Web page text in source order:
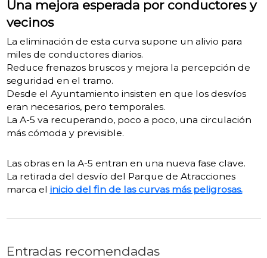
Una mejora esperada por conductores y
vecinos
La eliminación de esta curva supone un alivio para
miles de conductores diarios.
Reduce frenazos bruscos y mejora la percepción de
seguridad en el tramo.
Desde el Ayuntamiento insisten en que los desvíos
eran necesarios, pero temporales.
La A-5 va recuperando, poco a poco, una circulación
más cómoda y previsible.
Las obras en la A-5 entran en una nueva fase clave.
La retirada del desvío del Parque de Atracciones
marca el inicio del fin de las curvas más peligrosas.
Entradas recomendadas